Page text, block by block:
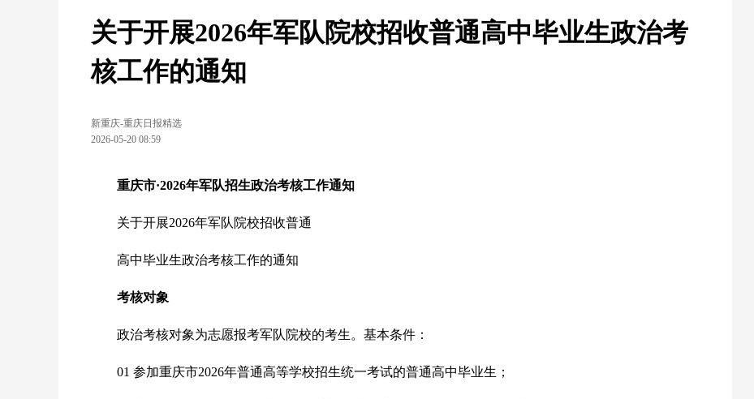
关于开展2026年军队院校招收普通高中毕业生政治考
核工作的通知
新重庆-重庆日报精选
2026-05-20 08:59
重庆市·2026年军队招生政治考核工作通知
关于开展2026年军队院校招收普通
高中毕业生政治考核工作的通知
考核对象
政治考核对象为志愿报考军队院校的考生。基本条件：
01 参加重庆市2026年普通高等学校招生统一考试的普通高中毕业生；